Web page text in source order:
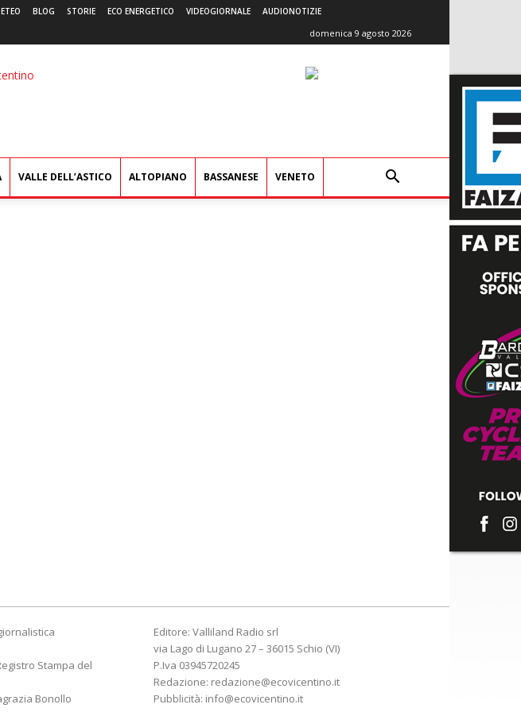
BLOG STORIE ECO ENERGETICO VIDEOGIORNALE AUDIONOTIZIE
domenica 9 agosto 2026
VALLE DELL’ASTICO ALTOPIANO BASSANESE VENETO
Stampa del
Bonollo
Editore: Valliland Radio srl
via Lago di Lugano 27 – 36015 Schio (VI)
P.Iva 03945720245
Redazione: redazione@ecovicentino.it
Pubblicità: info@ecovicentino.it